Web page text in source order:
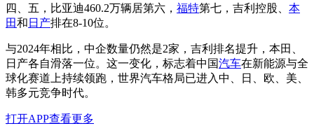
四、五，比亚迪460.2万辆居第六， 福特第七，吉利控股、 本
田和 日产排在8-10位。
与2024年相比，中企数量仍然是2家，吉利排名提升，本田、
日产各自滑落一位。这一变化，标志着中国汽车在新能源与全
球化赛道上持续领跑，世界汽车格局已进入中、日、欧、美、
韩多元竞争时代。
打开APP查看更多